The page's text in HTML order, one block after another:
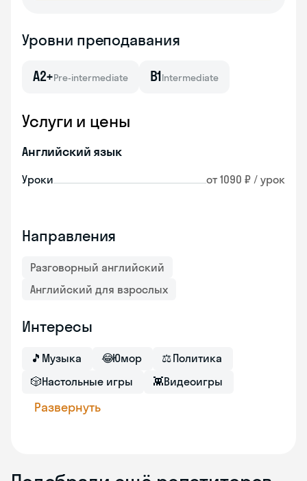
Уровни преподавания
A2+Pre-intermediate B1Intermediate
Услуги и цены
Английский язык
Уроки от 1090 ₽ / урок
Направления
Разговорный английский
Английский для взрослых
Интересы
🎵 Музыка 😂Юмор ⚖Политика
🎲Настольные игры 👾Видеоигры
Развернуть